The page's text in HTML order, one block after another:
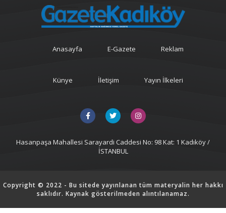
Anasayfa E-Gazete Reklam
Künye İletişim Yayın İlkeleri
Hasanpaşa Mahallesi Sarayardi Caddesi No: 98 Kat: 1 Kadıköy /
İSTANBUL
Copyright © 2022 - Bu sitede yayınlanan tüm materyalin her hakkı
saklıdır. Kaynak gösterilmeden alıntılanamaz.